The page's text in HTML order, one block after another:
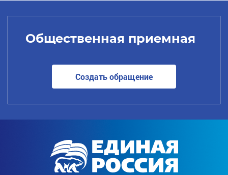
Общественная приемная
Создать обращение